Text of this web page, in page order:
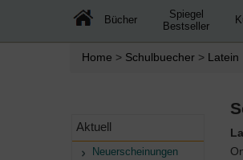
Bücher
Spiegel
Bestseller
Home > Schulbuecher > Latein
Aktuell
Neuerscheinungen